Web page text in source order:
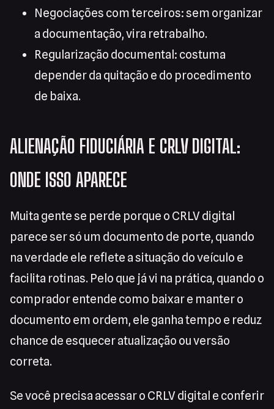
Negociações com terceiros: sem organizar
a documentação, vira retrabalho.
Regularização documental: costuma
depender da quitação e do procedimento
de baixa.
ALIENAÇÃO FIDUCIÁRIA E CRLV DIGITAL:
ONDE ISSO APARECE
Muita gente se perde porque o CRLV digital
parece ser só um documento de porte, quando
na verdade ele reflete a situação do veículo e
facilita rotinas. Pelo que já vi na prática, quando o
comprador entende como baixar e manter o
documento em ordem, ele ganha tempo e reduz
chance de esquecer atualização ou versão
correta.
Se você precisa acessar o CRLV digital e conferir